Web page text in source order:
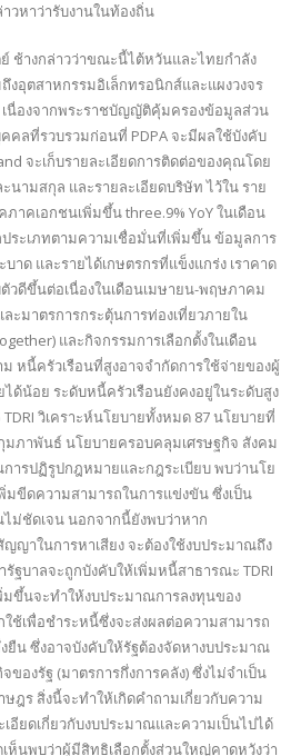
วหาว่ารับงานในท้องถิ่น
ช้างกล่าวว่าขณะนี้ไต้หวันและไทยกำลัง
งอุตสาหกรรมอิเล็กทรอนิกส์และแผงวงจร
นื่องจากพระราชบัญญัติคุ้มครองข้อมูลส่วน
คลที่รวบรวมก่อนที่ PDPA จะมีผลใช้บังคับ
จะเก็บรายละเอียดการติดต่อของคุณโดย
นามสกุล และรายละเอียดบริษัท ไว้ใน ราย
าคเอกชนเพิ่มขึ้น three.9% YoY ในเดือน
ระเภทตามความเชื่อมั่นที่เพิ่มขึ้น ข้อมูลการ
าด และรายได้เกษตรกรที่แข็งแกร่ง เราคาด
วดีขึ้นต่อเนื่องในเดือนเมษายน-พฤษภาคม
ะมาตรการกระตุ้นการท่องเที่ยวภายใน
และกิจกรรมการเลือกตั้งในเดือน
หนี้ครัวเรือนที่สูงอาจจำกัดการใช้จ่ายของผู้
ด้น้อย ระดับหนี้ครัวเรือนยังคงอยู่ในระดับสูง
วิเคราะห์นโยบายทั้งหมด 87 นโยบายที่
ภาพันธ์ นโยบายครอบคลุมเศรษฐกิจ สังคม
ารปฏิรูปกฎหมายและกฎระเบียบ พบว่านโย
มขีดความสามารถในการแข่งขัน ซึ่งเป็น
ม่ชัดเจน นอกจากนี้ยังพบว่าหาก
ญาในการหาเสียง จะต้องใช้งบประมาณถึง
ฐบาลจะถูกบังคับให้เพิ่มหนี้สาธารณะ TDRI
ขึ้นจะทำให้งบประมาณการลงทุนของ
ใช้เพื่อชำระหนี้ซึ่งจะส่งผลต่อความสามารถ
ยืน ซึ่งอาจบังคับให้รัฐต้องจัดหางบประมาณ
ของรัฐ (มาตรการกึ่งการคลัง) ซึ่งไม่จำเป็น
ฎร สิ่งนี้จะทำให้เกิดคำถามเกี่ยวกับความ
อียดเกี่ยวกับงบประมาณและความเป็นไปได้
ห็นพบว่าผู้มีสิทธิเลือกตั้งส่วนใหญ่คาดหวังว่า